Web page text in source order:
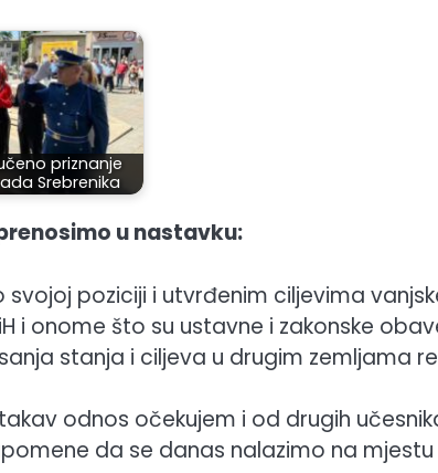
priznanje
Srebrenika
u nastavku:
poziciji i utvrđenim ciljevima
i onome što su ustavne i zakonske
stanja i ciljeva u drugim zemljama
odnos očekujem i od drugih
da se danas nalazimo na mjestu